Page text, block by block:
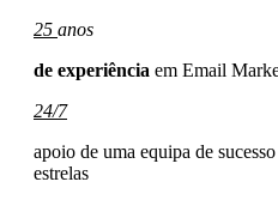
25 anos
de experiência em Email
24/7
apoio de uma equipa de
estrelas